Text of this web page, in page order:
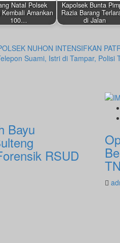
Natal Polsek
Kembali Amankan
100…
Kapolsek Bunta
Razia Barang
di Jalan
NUHON INTENSIFKAN
Suami, Istri di Tampar, Polisi
Bayu
RSUD